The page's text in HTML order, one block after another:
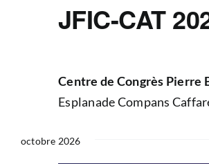
JFIC-CAT
Centre de Congrès Pierre
Esplanade Compans
octobre 2026